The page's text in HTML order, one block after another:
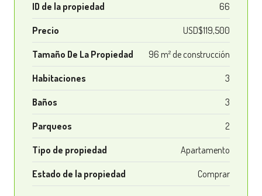
ID de la propiedad 66
Precio USD$119,500
Tamaño De La Propiedad 96 m² de construcción
Habitaciones 3
Baños 3
Parqueos 2
Tipo de propiedad Apartamento
Estado de la propiedad Comprar